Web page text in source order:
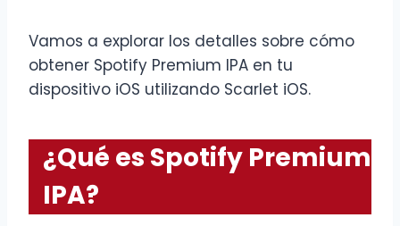
Vamos a explorar los detalles sobre cómo
obtener Spotify Premium IPA en tu
dispositivo iOS utilizando Scarlet iOS.
¿Qué es Spotify Premium
IPA?